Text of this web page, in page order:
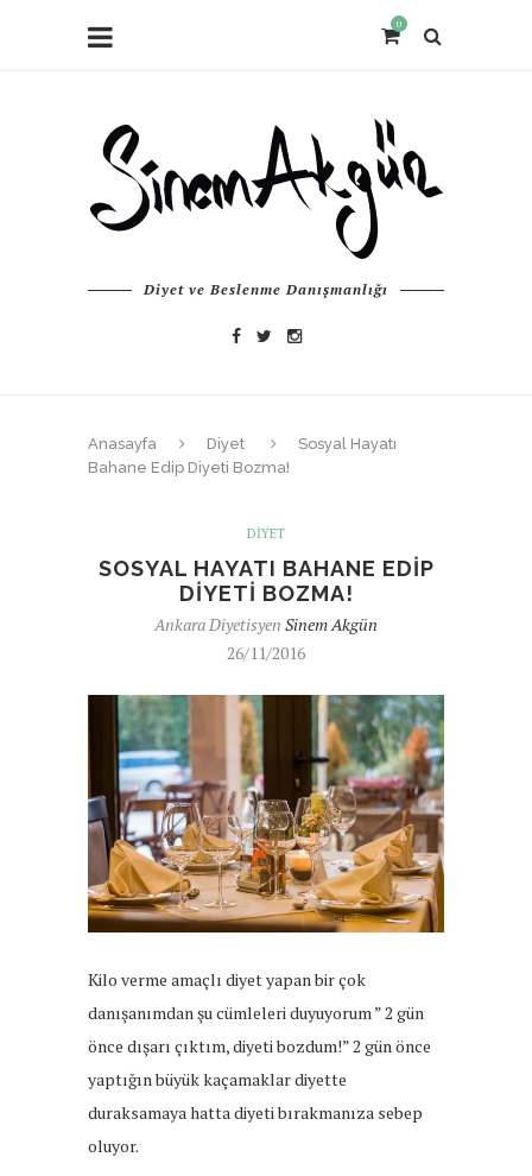
0
Diyet ve Beslenme Danışmanlığı
Anasayfa Diyet
Sosyal Hayatı
Bahane Edip Diyeti Bozma!
DIYET
SOSYAL HAYATI BAHANE EDIP
DIYETI BOZMA!
Ankara Diyetisyen Sinem Akgün
26/11/2016
Kilo verme amaçlı diyet yapan bir çok
danışanımdan şu cümleleri duyuyorum ” 2 gün
önce dışarı çıktım, diyeti bozdum!” 2 gün önce
yaptığın büyük kaçamaklar diyette
duraksamaya hatta diyeti bırakmanıza sebep
oluyor.